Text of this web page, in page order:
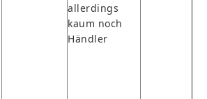
allerdings
kaum noch
Händler